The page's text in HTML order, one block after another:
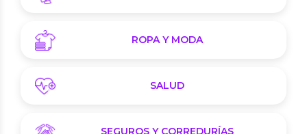
ROPA Y MODA
SALUD
SEGUROS Y CORREDURÍAS